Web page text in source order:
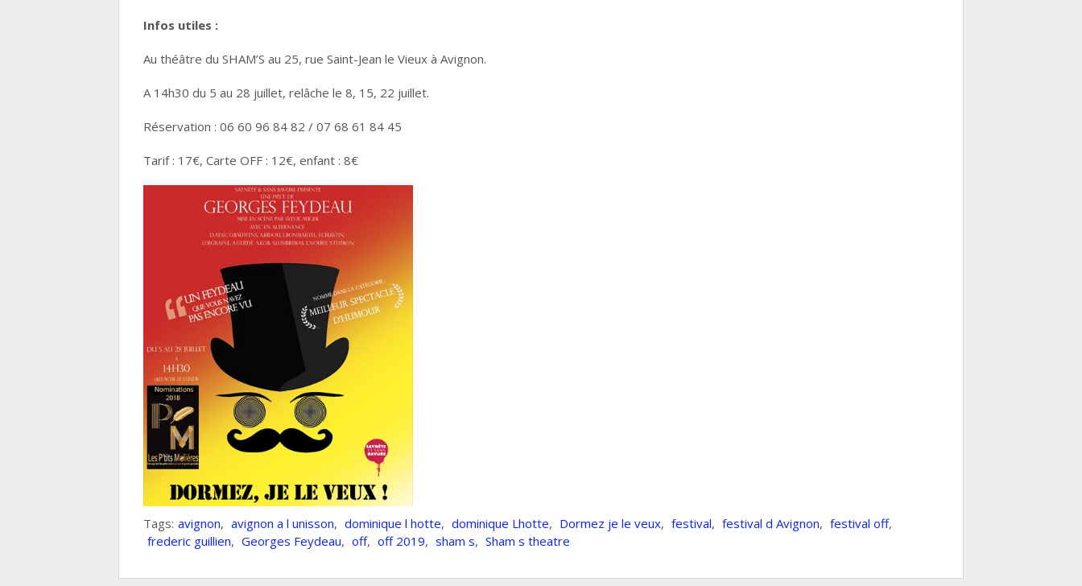
Infos utiles :
Au théâtre du SHAM’S au 25, rue Saint-Jean le Vieux à Avignon.
A 14h30 du 5 au 28 juillet, relâche le 8, 15, 22 juillet.
Réservation : 06 60 96 84 82 / 07 68 61 84 45
Tarif : 17€, Carte OFF : 12€, enfant : 8€
Tags: avignon, avignon a l unisson, dominique l hotte, dominique Lhotte, Dormez je le veux, festival, festival d Avignon, festival off,
frederic guillien, Georges Feydeau, off, off 2019, sham s, Sham s theatre